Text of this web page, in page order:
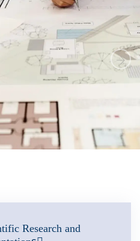
Next
Research and